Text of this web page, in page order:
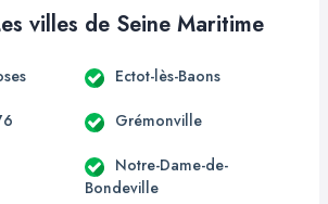
villes de Seine Maritime
Ectot-lès-Baons
Grémonville
Notre-Dame-de-
Bondeville